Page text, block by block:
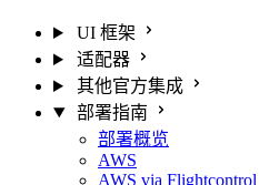
UI 框架
适配器
其他官方集成
部署指南
部署概览
AWS
AWS via Flightcontrol